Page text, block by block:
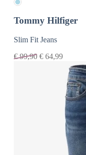
Tommy Hilfiger
Slim Fit Jeans
€99,90 € 64,99